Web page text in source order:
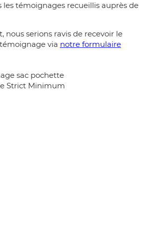
les témoignages recueillis auprès de
nous serions ravis de recevoir le
via notre formulaire